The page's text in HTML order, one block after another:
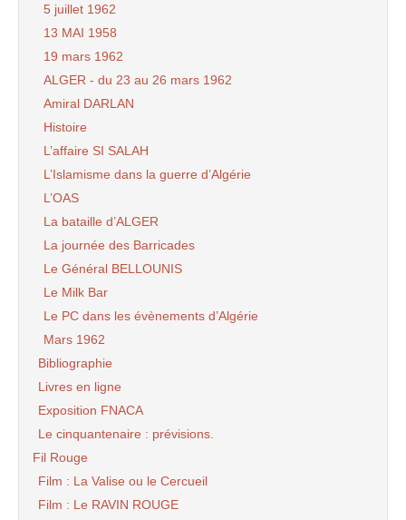
5 juillet 1962
13 MAI 1958
19 mars 1962
ALGER - du 23 au 26 mars 1962
Amiral DARLAN
Histoire
L’affaire SI SALAH
L’Islamisme dans la guerre d’Algérie
L’OAS
La bataille d’ALGER
La journée des Barricades
Le Général BELLOUNIS
Le Milk Bar
Le PC dans les évènements d’Algérie
Mars 1962
Bibliographie
Livres en ligne
Exposition FNACA
Le cinquantenaire : prévisions.
Fil Rouge
Film : La Valise ou le Cercueil
Film : Le RAVIN ROUGE